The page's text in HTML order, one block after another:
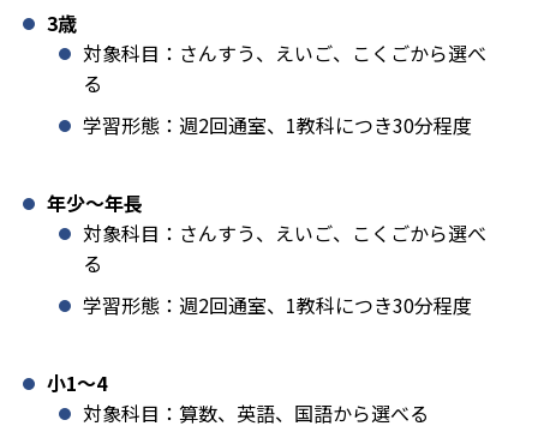
3歳
対象科目：さんすう、えいご、こくごから選べ
る
学習形態：週2回通室、1教科につき30分程度
年少〜年長
対象科目：さんすう、えいご、こくごから選べ
る
学習形態：週2回通室、1教科につき30分程度
小1️〜4
対象科目：算数、英語、国語から選べる